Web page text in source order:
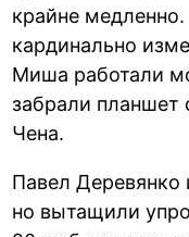
крайне
кардинально
Миша работали
забрали планшет
Чена.
Павел Деревянко
но вытащили